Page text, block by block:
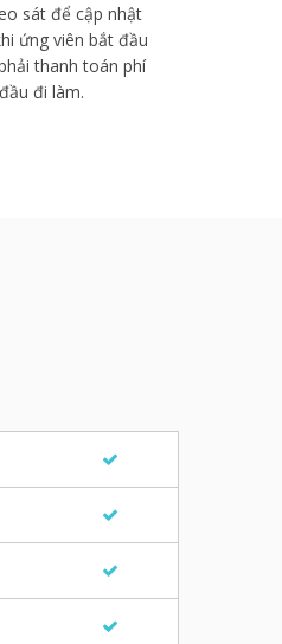
sát để cập nhật
ứng viên bắt đầu
thanh toán phí
đi làm.